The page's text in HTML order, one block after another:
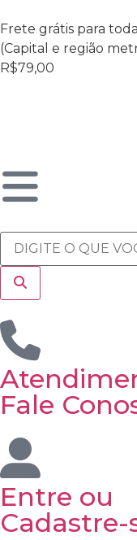
Frete grátis para
(Capital e região
R$79,00
Fale
Entre ou
Cadastre-